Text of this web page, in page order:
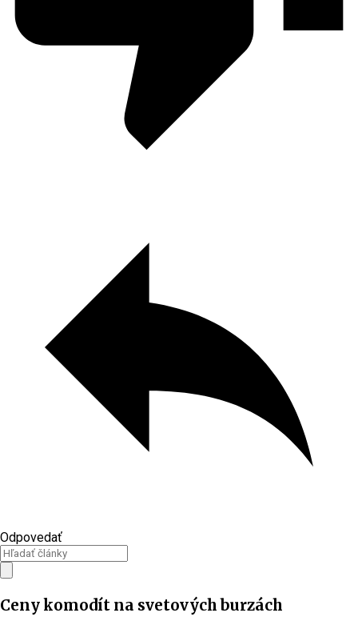
Odpovedať
Ceny komodít na svetových burzách